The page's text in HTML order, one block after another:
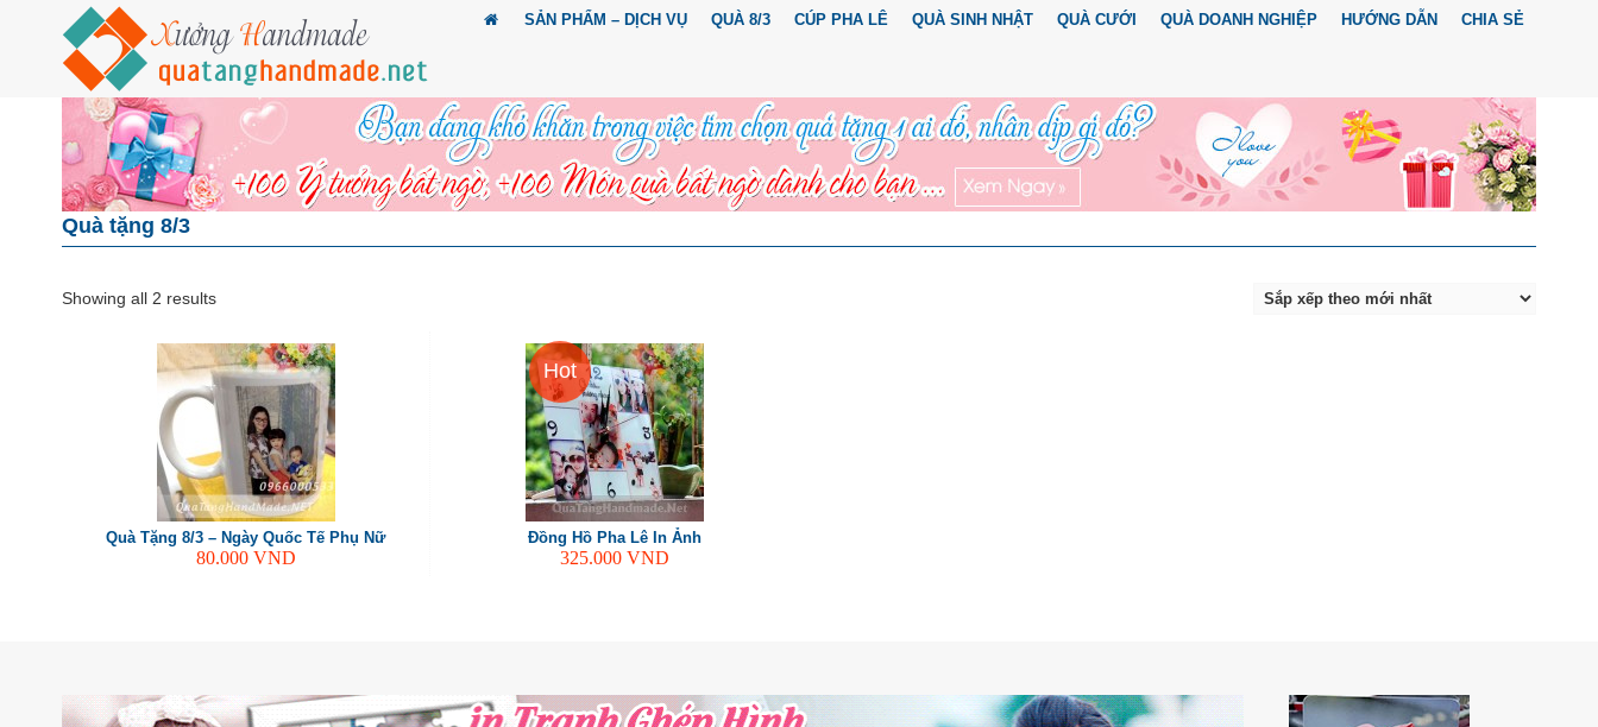
SẢN PHẨM – DỊCH VỤ QUÀ 8/3 CÚP PHA LÊ QUÀ SINH NHẬT QUÀ CƯỚI QUÀ DOANH NGHIỆP HƯỚNG DẪN CHIA SẺ
Quà tặng 8/3
Showing all 2 results
Quà Tặng 8/3 – Ngày Quốc Tế Phụ Nữ
80.000 VND
Hot
Đồng Hồ Pha Lê In Ảnh
325.000 VND